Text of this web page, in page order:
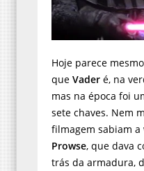
Hoje parece
que Vader é, na
mas na época foi
sete chaves. Nem
filmagem sabiam a
Prowse, que dava
trás da armadura,